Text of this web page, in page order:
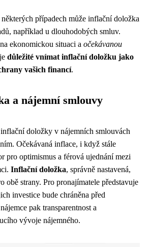
případech může inflační doložka
například u dlouhodobých smluv.
ekonomickou situaci a očekávanou
důležité vnímat inflační doložku jako
vašich financí.
a nájemní smlouvy
doložky v nájemních smlouvách
Očekávaná inflace, i když stále
pro optimismus a férová ujednání mezi
Inflační doložka, správně nastavená,
obě strany. Pro pronajímatele představuje
investice bude chráněna před
pak transparentnost a
vývoje nájemného.